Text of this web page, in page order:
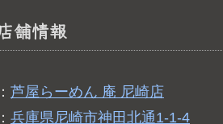
舗情報
芦屋らーめん 庵 尼崎店
兵庫県尼崎市神田北通1-1-4